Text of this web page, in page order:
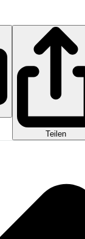
Teilen